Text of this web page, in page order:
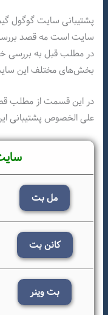
پشتیبانی سایت گوگول
سایت است مه قصد بررسی
در مطلب قبل به بررسی
بخش‌های مختلف این
در این قسمت از مطلب قصد
علی الخصوص پشتیبانی
مل بت
کانن بت
بت وینر